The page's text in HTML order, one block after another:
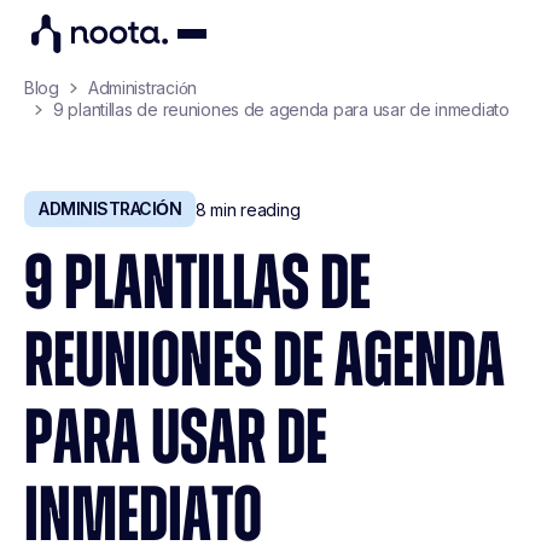
Blog
Administración
9 plantillas de reuniones de agenda para usar de inmediato
ADMINISTRACIÓN 8 min reading
9 PLANTILLAS DE
REUNIONES DE AGENDA
PARA USAR DE
INMEDIATO